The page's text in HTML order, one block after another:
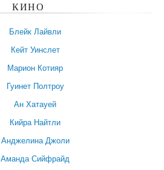
КИНО
Блейк Лайвли
Кейт Уинслет
Марион Котияр
Гуинет Полтроу
Ан Хатауей
Кийра Найтли
Анджелина Джоли
Аманда Сийфрайд